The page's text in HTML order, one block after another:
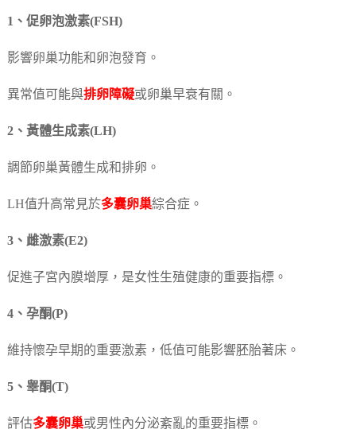
1、促卵泡激素(FSH)
影響卵巢功能和卵泡發育。
異常值可能與排卵障礙或卵巢早衰有關。
2、黃體生成素(LH)
調節卵巢黃體生成和排卵。
LH值升高常見於多囊卵巢綜合症。
3、雌激素(E2)
促進子宮內膜增厚，是女性生殖健康的重要指標。
4、孕酮(P)
維持懷孕早期的重要激素，低值可能影響胚胎著床。
5、睾酮(T)
評估多囊卵巢或男性內分泌紊亂的重要指標。